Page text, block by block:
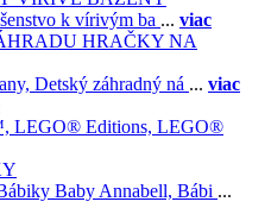
k vírivým ba ... viac
HRAČKY NA
Detský záhradný ná ... viac
LEGO® Editions, LEGO®
Baby Annabell, Bábi ...